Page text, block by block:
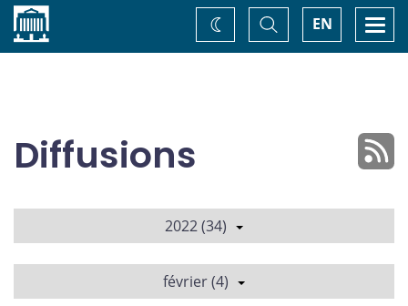
Accueil EN
Basculer
la
recherche
Changez
de
Diffusions
2022 (34)
février (4)